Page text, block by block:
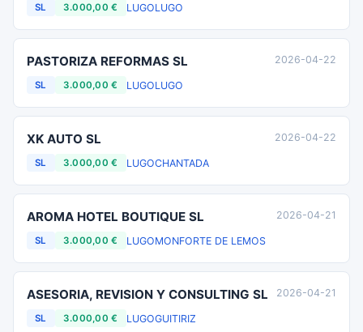
SL 3.000,00 € LUGOLUGO
PASTORIZA REFORMAS SL
SL 3.000,00 € LUGOLUGO
2026-04-22
XK AUTO SL
SL 3.000,00 € LUGOCHANTADA
2026-04-22
AROMA HOTEL BOUTIQUE SL
SL 3.000,00 € LUGOMONFORTE DE LEMOS
2026-04-21
ASESORIA, REVISION Y CONSULTING SL
SL 3.000,00 € LUGOGUITIRIZ
2026-04-21